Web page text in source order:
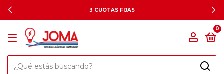
3 CUOTAS FIJAS
0